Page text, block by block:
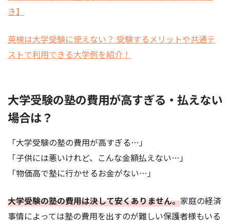
き】
英検は大学受験に使えない？ 受験するメリットや共通テ
ストで利用できる大学例を紹介！
大学受験の塾の費用が高すぎる・払えない
場合は？
「大学受験の塾の費用が高すぎる…」
「子供には悪いけれど、こんな金額払えない…」
「物価高で塾に行かせるお金がない…」
大学受験の塾の費用は決して安くありません。家庭の経済
事情によっては塾の費用を出すのが難しい保護者様もいる